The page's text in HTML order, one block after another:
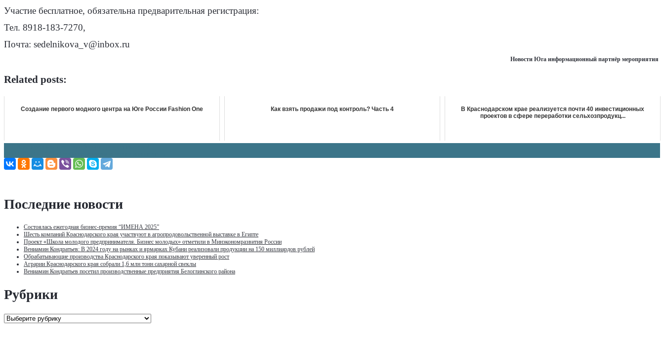
Участие бесплатное, обязательна предварительная регистрация:
Тел. 8918-183-7270,
Почта: sedelnikova_v@inbox.ru
Новости Юга информационный партнёр мероприятия
Related posts:
Создание первого модного центра на Юге России Fashion One Как взять продажи под контроль? Часть 4
В Краснодарском крае реализуется почти 40 инвестиционных
проектов в сфере переработки сельхозпродукц...
по
Последние новости
Состоялась ежегодная бизнес-премия “ИМЕНА 2025”
Шесть компаний Краснодарского края участвуют в агропродовольственной выставке в Египте
Проект «Школа молодого предпринимателя. Бизнес молодых» отметили в Минэкономразвития России
Вениамин Кондратьев: В 2024 году на рынках и ярмарках Кубани реализовали продукции на 150 миллиардов рублей
Обрабатывающие производства Краснодарского края показывают уверенный рост
Аграрии Краснодарского края собрали 1,6 млн тонн сахарной свеклы
Вениамин Кондратьев посетил производственные предприятия Белоглинского района
Рубрики
Рубрики